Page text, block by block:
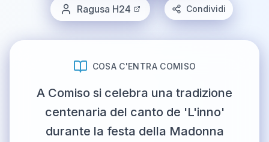
Ragusa H24
Condividi
COSA C'ENTRA COMISO
A Comiso si celebra una tradizione
centenaria del canto de 'L'inno'
durante la festa della Madonna